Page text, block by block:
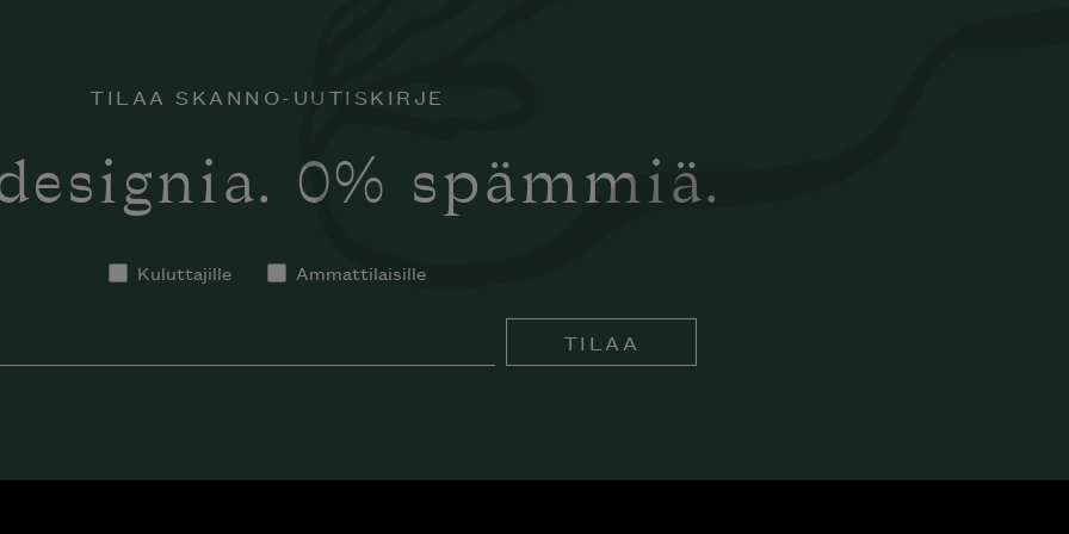
TILAA SKANNO-UUTISKIRJE
0% spämmiä.
Kuluttajille Ammattilaisille
TILAA